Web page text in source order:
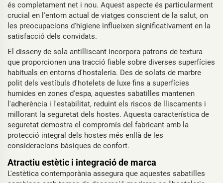
és completament net i nou. Aquest aspecte és particularment
crucial en l'entorn actual de viatges conscient de la salut, on
les preocupacions d'higiene influeixen significativament en la
satisfacció dels convidats.
El disseny de sola antilliscant incorpora patrons de textura
que proporcionen una tracció fiable sobre diverses superfícies
habituals en entorns d'hostaleria. Des de solats de marbre
polit dels vestíbuls d'hotelets de luxe fins a superfícies
humides en zones d'espa, aquestes sabatilles mantenen
l'adherència i l'estabilitat, reduint els riscos de lliscaments i
millorant la seguretat dels hostes. Aquesta característica de
seguretat demostra el compromís del fabricant amb la
protecció integral dels hostes més enllà de les
consideracions bàsiques de confort.
Atractiu estètic i integració de marca
L'estètica contemporània assegura que aquestes sabatilles